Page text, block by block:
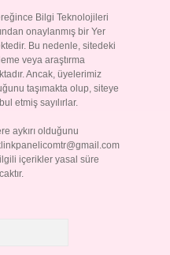
Bilgi Teknolojileri
onaylanmış bir Yer
Bu nedenle, sitedeki
veya araştırma
Ancak, üyelerimiz
taşımakta olup, siteye
etmiş sayılırlar.
aykırı olduğunu
içerikler yasal süre